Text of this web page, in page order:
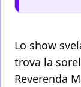
Lo show
trova la
Reverenda